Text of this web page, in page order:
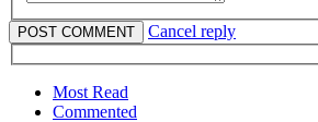
Cancel reply
Most Read
Commented